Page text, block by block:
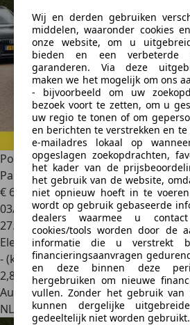
Porsche TaycanCross Turismo 93
Panoramadak / 3
€ 65.950
03/2023
27.233 km
Elektrisch
- (kWh/100 km)
2,8
Autobedrijf
NL 3911 RSRhenen
Wij en derden gebruiken
middelen, waaronder cookies
onze website, om u
bieden en een verbeterde
garanderen. Via deze
maken we het mogelijk om ons
- bijvoorbeeld om uw
bezoek voort te zetten, om u
uw regio te tonen of om
en berichten te verstrekken en
e-mailadres lokaal op
opgeslagen zoekopdrachten,
het kader van de
het gebruik van de website,
niet opnieuw hoeft in te
wordt op gebruik gebaseerde
dealers waarmee u
cookies/tools worden door de
informatie die u verstrekt
financieringsaanvragen
en deze binnen deze
hergebruiken om nieuwe
vullen. Zonder het gebruik van
kunnen dergelijke
gedeeltelijk niet worden gebruikt.